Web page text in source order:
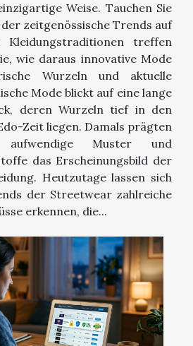
Weise. Tauchen Sie
zeitgenössische Trends auf
Kleidungstraditionen treffen
wie daraus innovative Mode
Wurzeln und aktuelle
Mode blickt auf eine lange
deren Wurzeln tief in den
Zeit liegen. Damals prägten
Muster und
das Erscheinungsbild der
Heutzutage lassen sich
der Streetwear zahlreiche
erkennen, die...